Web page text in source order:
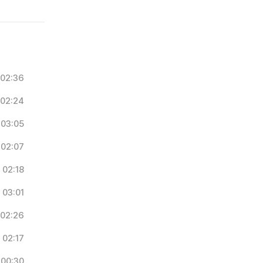
02:36
02:24
03:05
02:07
02:18
03:01
02:26
02:17